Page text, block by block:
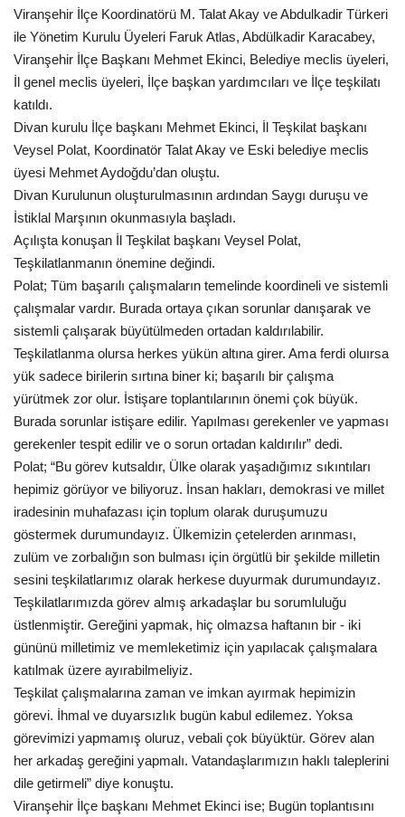
Ekonomi
Siyaset
Galeriler
Yaşam
Künye
Sağlık
İletişim
Kültür Sanat
Viranşehir İlçe Koordinatörü M. Talat Akay ve Abdulkadir Türkeri
ile Yönetim Kurulu Üyeleri Faruk Atlas, Abdülkadir Karacabey,
Viranşehir İlçe Başkanı Mehmet Ekinci, Belediye meclis üyeleri,
İl genel meclis üyeleri, İlçe başkan yardımcıları ve İlçe teşkilatı
katıldı.
Divan kurulu İlçe başkanı Mehmet Ekinci, İl Teşkilat başkanı
Veysel Polat, Koordinatör Talat Akay ve Eski belediye meclis
üyesi Mehmet Aydoğdu’dan oluştu.
Divan Kurulunun oluşturulmasının ardından Saygı duruşu ve
İstiklal Marşının okunmasıyla başladı.
Açılışta konuşan İl Teşkilat başkanı Veysel Polat,
Teşkilatlanmanın önemine değindi.
Polat; Tüm başarılı çalışmaların temelinde koordineli ve sistemli
çalışmalar vardır. Burada ortaya çıkan sorunlar danışarak ve
sistemli çalışarak büyütülmeden ortadan kaldırılabilir.
Teşkilatlanma olursa herkes yükün altına girer. Ama ferdi oluırsa
yük sadece birilerin sırtına biner ki; başarılı bir çalışma
yürütmek zor olur. İstişare toplantılarının önemi çok büyük.
Burada sorunlar istişare edilir. Yapılması gerekenler ve yapması
gerekenler tespit edilir ve o sorun ortadan kaldırılır” dedi.
Polat; “Bu görev kutsaldır, Ülke olarak yaşadığımız sıkıntıları
hepimiz görüyor ve biliyoruz. İnsan hakları, demokrasi ve millet
iradesinin muhafazası için toplum olarak duruşumuzu
göstermek durumundayız. Ülkemizin çetelerden arınması,
zulüm ve zorbalığın son bulması için örgütlü bir şekilde milletin
sesini teşkilatlarımız olarak herkese duyurmak durumundayız.
Teşkilatlarımızda görev almış arkadaşlar bu sorumluluğu
üstlenmiştir. Gereğini yapmak, hiç olmazsa haftanın bir - iki
gününü milletimiz ve memleketimiz için yapılacak çalışmalara
katılmak üzere ayırabilmeliyiz.
Teşkilat çalışmalarına zaman ve imkan ayırmak hepimizin
görevi. İhmal ve duyarsızlık bugün kabul edilemez. Yoksa
görevimizi yapmamış oluruz, vebali çok büyüktür. Görev alan
her arkadaş gereğini yapmalı. Vatandaşlarımızın haklı taleplerini
dile getirmeli” diye konuştu.
Viranşehir İlçe başkanı Mehmet Ekinci ise; Bugün toplantısını